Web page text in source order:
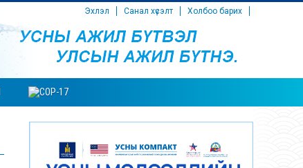
Эхлэл Санал хүсэлт Холбоо барих